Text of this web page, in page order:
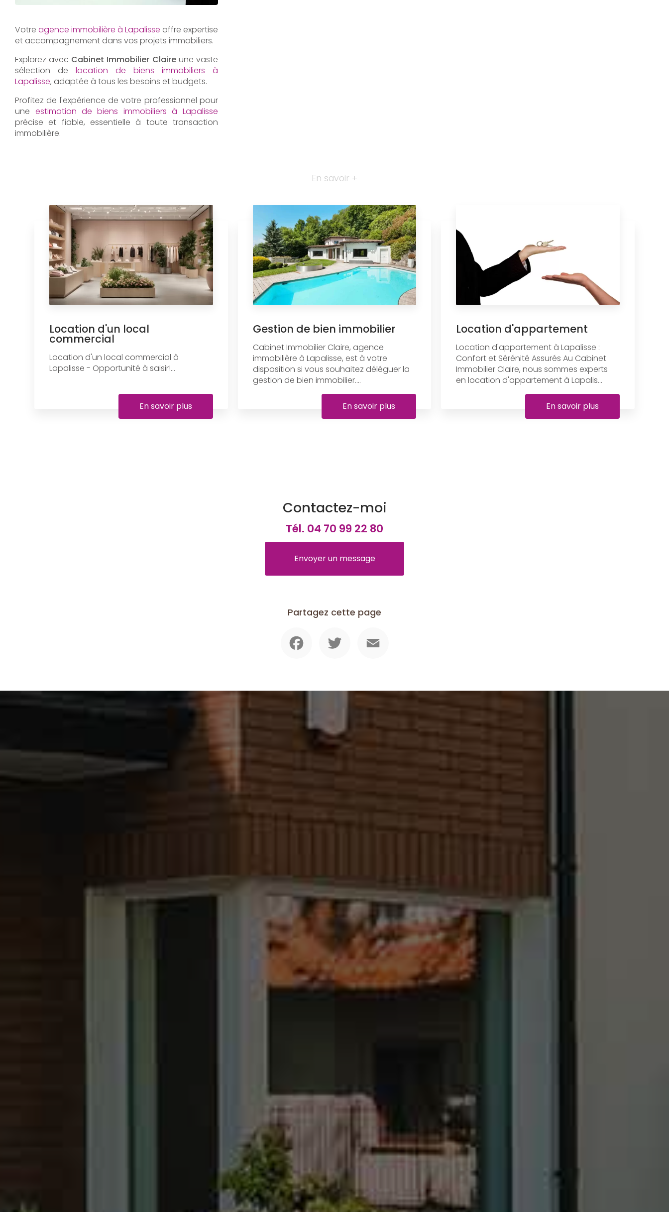
Votre agence immobilière à Lapalisse offre expertise
et accompagnement dans vos projets immobiliers.
Explorez avec Cabinet Immobilier Claireune vaste
sélection de location de biens immobiliers à
Lapalisse, adaptée à tous les besoins et budgets.
Profitez de l'expérience de votre professionnel pour
une estimation de biens immobiliers à Lapalisse
précise et fiable, essentielle à toute transaction
immobilière.
En savoir +
Location d'un local
commercial
Location d'un local commercial à
Lapalisse - Opportunité à saisir!...
En savoir plus
Gestion de bien immobilier
Cabinet Immobilier Claire, agence
immobilière à Lapalisse, est à votre
disposition si vous souhaitez déléguer la
gestion de bien immobilier....
En savoir plus
Location d'appartement
Location d'appartement à Lapalisse :
Confort et Sérénité Assurés Au Cabinet
Immobilier Claire, nous sommes experts
en location d'appartement à Lapalis...
En savoir plus
Contactez-moi
Tél. 04 70 99 22 80
Envoyer un message
Partagez cette page